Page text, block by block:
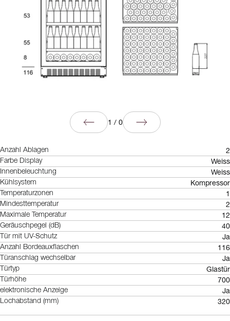
1 / 0
Anzahl Ablagen 2
Farbe Display Weiss
Innenbeleuchtung Weiss
Kühlsystem Kompressor
Temperaturzonen 1
Mindesttemperatur 2
Maximale Temperatur 12
Geräuschpegel (dB) 40
Tür mit UV-Schutz Ja
Anzahl Bordeauxflaschen 116
Türanschlag wechselbar Ja
Türtyp Glastür
Türhöhe 700
elektronische Anzeige Ja
Lochabstand (mm) 320